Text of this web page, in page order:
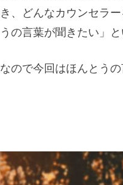
き、どんなカウンセラ
うの言葉が聞きたい」
なので今回はほんとう